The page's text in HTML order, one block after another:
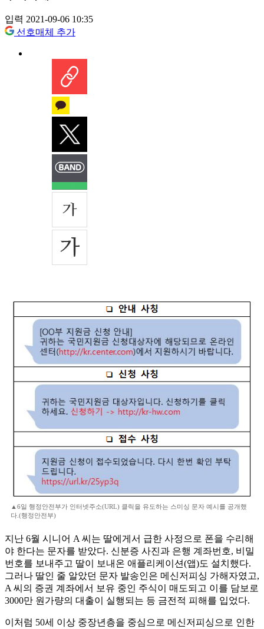
입력 2021-09-06 10:35
선호매체 추가
▲6일 행정안전부가 인터넷주소(URL) 클릭을 유도하는 스미싱 문자 예시를 공개했
다.(행정안전부)
지난 6월 시니어 A 씨는 딸에게서 급한 사정으로 폰을 수리해
야 한다는 문자를 받았다. 신분증 사진과 은행 계좌번호, 비밀
번호를 보내주고 딸이 보내온 애플리케이션(앱)도 설치했다.
그러나 딸인 줄 알았던 문자 발송인은 메신저피싱 가해자였고,
A 씨의 증권 계좌에서 보유 중인 주식이 매도되고 이를 담보로
3000만 원가량의 대출이 실행되는 등 금전적 피해를 입었다.
이처럼 50세 이상 중장년층을 중심으로 메신저피싱으로 인한